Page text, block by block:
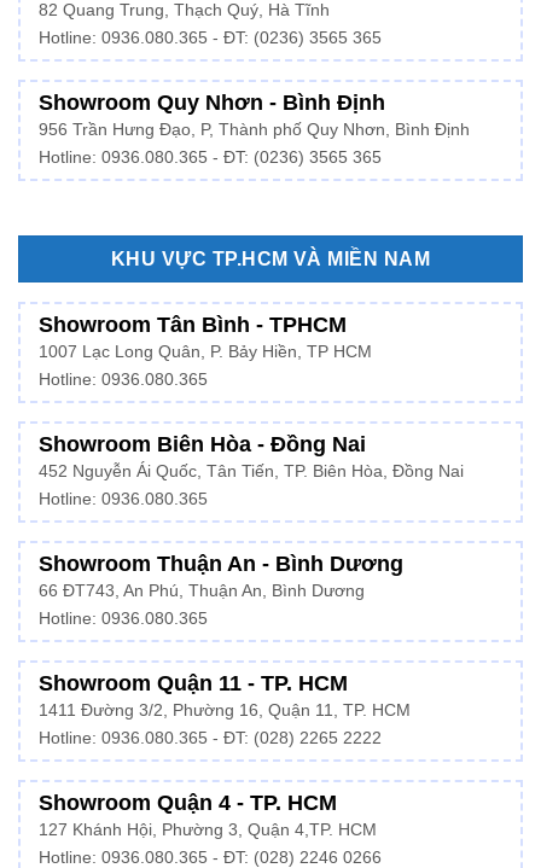
82 Quang Trung, Thạch Quý, Hà Tĩnh
Hotline: 0936.080.365 - ĐT: (0236) 3565 365
Showroom Quy Nhơn - Bình Định
956 Trần Hưng Đạo, P, Thành phố Quy Nhơn, Bình Định
Hotline: 0936.080.365 - ĐT: (0236) 3565 365
KHU VỰC TP.HCM VÀ MIỀN NAM
Showroom Tân Bình - TPHCM
1007 Lạc Long Quân, P. Bảy Hiền, TP HCM
Hotline: 0936.080.365
Showroom Biên Hòa - Đồng Nai
452 Nguyễn Ái Quốc, Tân Tiến, TP. Biên Hòa, Đồng Nai
Hotline: 0936.080.365
Showroom Thuận An - Bình Dương
66 ĐT743, An Phú, Thuận An, Bình Dương
Hotline: 0936.080.365
Showroom Quận 11 - TP. HCM
1411 Đường 3/2, Phường 16, Quận 11, TP. HCM
Hotline: 0936.080.365 - ĐT: (028) 2265 2222
Showroom Quận 4 - TP. HCM
127 Khánh Hội, Phường 3, Quận 4,TP. HCM
Hotline: 0936.080.365 - ĐT: (028) 2246 0266